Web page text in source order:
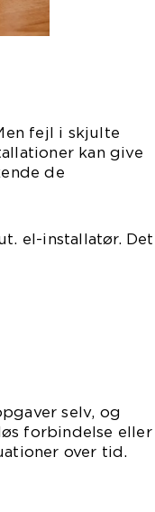
fejl i skjulte
kan give
de
el-installatør. Det
selv, og
forbindelse eller
over tid.